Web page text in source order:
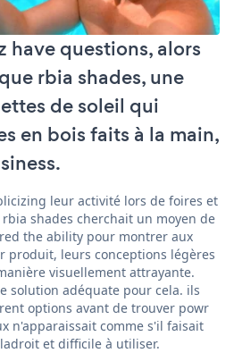
have questions, alors
rbia shades, une
de soleil qui
en bois faits à la main,
leur activité lors de foires et
shades cherchait un moyen de
the ability pour montrer aux
produit, leurs conceptions légères
visuellement attrayante.
solution adéquate pour cela. ils
options avant de trouver powr
n'apparaissait comme s'il faisait
et difficile à utiliser.